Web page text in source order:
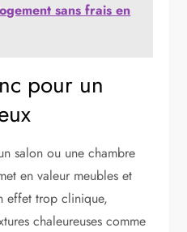
sans frais en
pour un
salon ou une chambre
en valeur meubles et
effet trop clinique,
chaleureuses comme